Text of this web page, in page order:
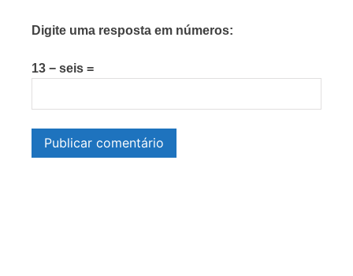
Digite uma resposta em números:
13 − seis =